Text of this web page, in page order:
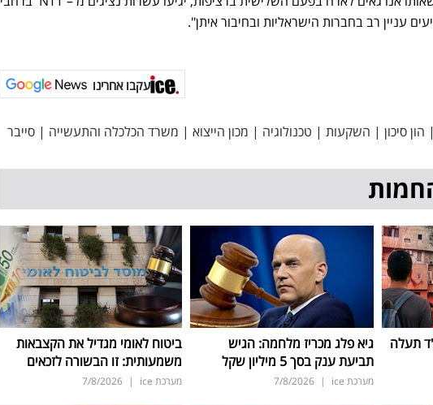
עניין רב בחברות הישראליות ובחיבור איתן".
עקבו אחרינו
| הון סיכון | השקעות | טכנולוגיה | מכון הייצוא | משרד הכלכלה והתעשייה | סייבר
תעלה
גיא פלג מכריז מלחמה: הגיש
תביעת ענק בסך 5 מיליון שקל
מערכת ice |
7/8/2026
ביטוח לאומי מגדיל את הקצבאות
משמעותית: זו הבשורה לזכאים
מערכת ice |
7/8/2026